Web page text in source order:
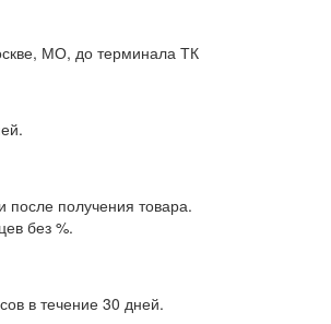
МО, до терминала ТК
после получения товара.
без %.
в течение 30 дней.